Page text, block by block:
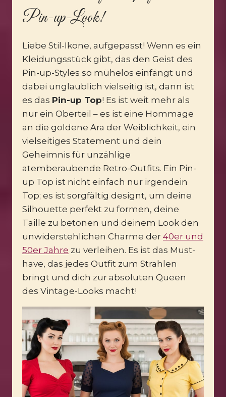
Pin-up-Look!
Liebe Stil-Ikone, aufgepasst! Wenn es ein
Kleidungsstück gibt, das den Geist des
Pin-up-Styles so mühelos einfängt und
dabei unglaublich vielseitig ist, dann ist
es das Pin-up Top! Es ist weit mehr als
nur ein Oberteil – es ist eine Hommage
an die goldene Ära der Weiblichkeit, ein
vielseitiges Statement und dein
Geheimnis für unzählige
atemberaubende Retro-Outfits. Ein Pin-
up Top ist nicht einfach nur irgendein
Top; es ist sorgfältig designt, um deine
Silhouette perfekt zu formen, deine
Taille zu betonen und deinem Look den
unwiderstehlichen Charme der 40er und
50er Jahre zu verleihen. Es ist das Must-
have, das jedes Outfit zum Strahlen
bringt und dich zur absoluten Queen
des Vintage-Looks macht!